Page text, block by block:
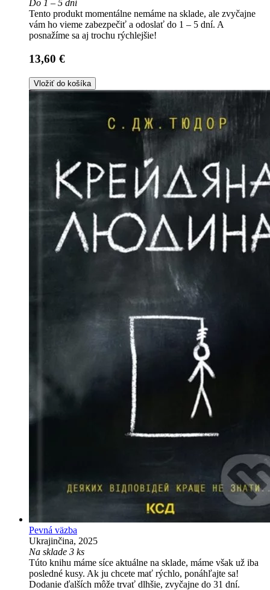
Do 1 – 5 dní
Tento produkt momentálne nemáme na sklade, ale zvyčajne
vám ho vieme zabezpečiť a odoslať do 1 – 5 dní. A
posnažíme sa aj trochu rýchlejšie!
13,60 €
Vložiť do košíka
Pevná väzba
Ukrajinčina, 2025
Na sklade 3 ks
Túto knihu máme síce aktuálne na sklade, máme však už iba
posledné kusy. Ak ju chcete mať rýchlo, ponáhľajte sa!
Dodanie ďalších môže trvať dlhšie, zvyčajne do 31 dní.